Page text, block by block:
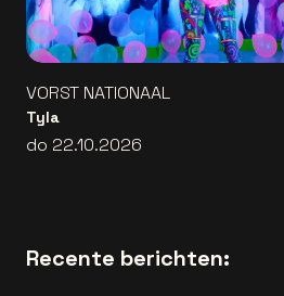
VORST NATIONAAL
Tyla
do 22.10.2026
Recente berichten: